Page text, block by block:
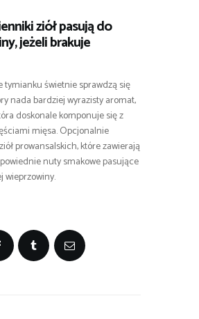
ziół pasują do
jeżeli brakuje
tymianku świetnie sprawdzą się
nada bardziej wyrazisty aromat,
doskonale komponuje się z
mięsa. Opcjonalnie
prowansalskich, które zawierają
nuty smakowe pasujące
wieprzowiny.